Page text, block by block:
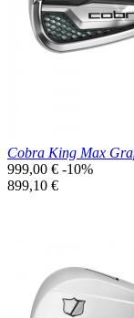
Cobra King Max
Prix
de
999,00 € -10%
Prix
899,10 €
Prix réduit
Aperçu rapide